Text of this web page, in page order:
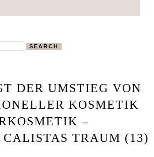
SEARCH
DER UMSTIEG VON
KOSMETIK
–
TRAUM (13)